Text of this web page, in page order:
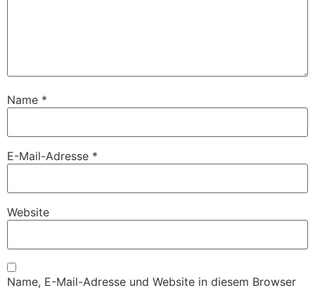
Name *
E-Mail-Adresse *
Website
Name, E-Mail-Adresse und Website in diesem Browser